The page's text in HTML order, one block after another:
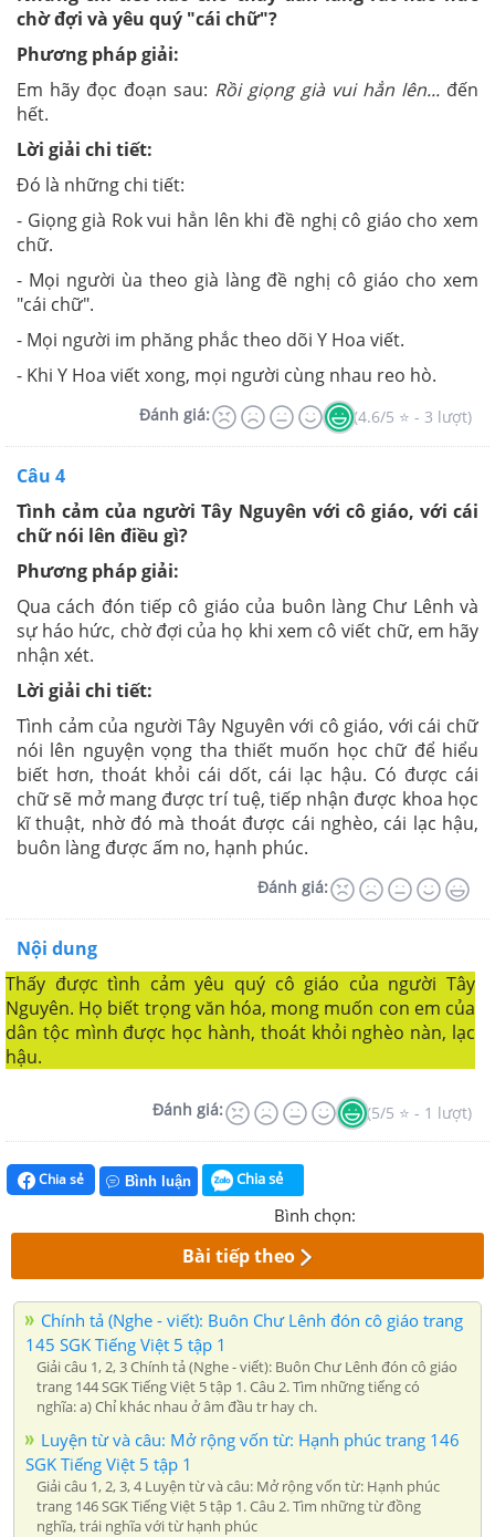
chờ đợi và yêu quý "cái chữ"?
Phương pháp giải:
Em hãy đọc đoạn sau: Rồi giọng già vui hẳn lên... đến
hết.
Lời giải chi tiết:
Đó là những chi tiết:
- Giọng già Rok vui hẳn lên khi đề nghị cô giáo cho xem
chữ.
- Mọi người ùa theo già làng đề nghị cô giáo cho xem
"cái chữ".
- Mọi người im phăng phắc theo dõi Y Hoa viết.
- Khi Y Hoa viết xong, mọi người cùng nhau reo hò.
Đánh giá: (4.6/5 ⭐ - 3 lượt)
Câu 4
Tình cảm của người Tây Nguyên với cô giáo, với cái
chữ nói lên điều gì?
Phương pháp giải:
Qua cách đón tiếp cô giáo của buôn làng Chư Lênh và
sự háo hức, chờ đợi của họ khi xem cô viết chữ, em hãy
nhận xét.
Lời giải chi tiết:
Tình cảm của người Tây Nguyên với cô giáo, với cái chữ
nói lên nguyện vọng tha thiết muốn học chữ để hiểu
biết hơn, thoát khỏi cái dốt, cái lạc hậu. Có được cái
chữ sẽ mở mang được trí tuệ, tiếp nhận được khoa học
kĩ thuật, nhờ đó mà thoát được cái nghèo, cái lạc hậu,
buôn làng được ấm no, hạnh phúc.
Đánh giá:
Nội dung
Thấy được tình cảm yêu quý cô giáo của người Tây
Nguyên. Họ biết trọng văn hóa, mong muốn con em của
dân tộc mình được học hành, thoát khỏi nghèo nàn, lạc
hậu.
Đánh giá: (5/5 ⭐ - 1 lượt)
Chia sẻ Bình luận Chia sẻ
Bình chọn:
Bài tiếp theo
Chính tả (Nghe - viết): Buôn Chư Lênh đón cô giáo trang
145 SGK Tiếng Việt 5 tập 1
Giải câu 1, 2, 3 Chính tả (Nghe - viết): Buôn Chư Lênh đón cô giáo
trang 144 SGK Tiếng Việt 5 tập 1. Câu 2. Tìm những tiếng có
nghĩa: a) Chỉ khác nhau ở âm đầu tr hay ch.
Luyện từ và câu: Mở rộng vốn từ: Hạnh phúc trang 146
SGK Tiếng Việt 5 tập 1
Giải câu 1, 2, 3, 4 Luyện từ và câu: Mở rộng vốn từ: Hạnh phúc
trang 146 SGK Tiếng Việt 5 tập 1. Câu 2. Tìm những từ đồng
nghĩa, trái nghĩa với từ hạnh phúc